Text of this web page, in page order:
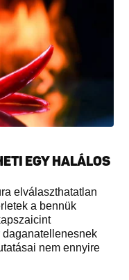
EGY HALÁLOS
elválaszthatatlan
a bennük
nem ennyire